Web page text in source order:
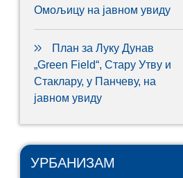
Омољицу на јавном увиду
План за Луку Дунав
„Green Field“, Стару Утву и
Стаклару, у Панчеву, на
јавном увиду
УРБАНИЗАМ